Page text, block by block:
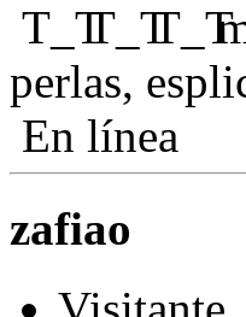
perlas,
En línea
zafiao